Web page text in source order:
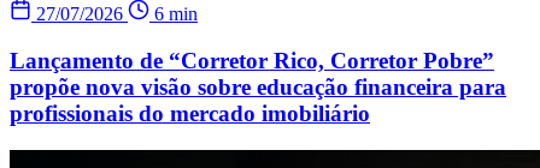
27/07/2026
6 min
Lançamento de “Corretor Rico, Corretor Pobre”
propõe nova visão sobre educação financeira para
profissionais do mercado imobiliário